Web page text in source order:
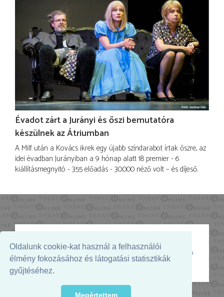
Oldalunk cookie-kat használ a felhasználói
élmény fokozásához és látogatási statisztikák
gyűjtéséhez.
Megértettem
Évadot zárt a Jurányi és őszi bemutatóra
készülnek az Átriumban
A Milf után a Kovács ikrek egy újabb színdarabot írtak őszre, az
idei évadban Jurányiban a 9 hónap alatt 18 premier - 6
kiállításmegnyitó - 355 előadás - 30.000 néző volt – és díjeső.
Az oldal megjelenését támogatja: